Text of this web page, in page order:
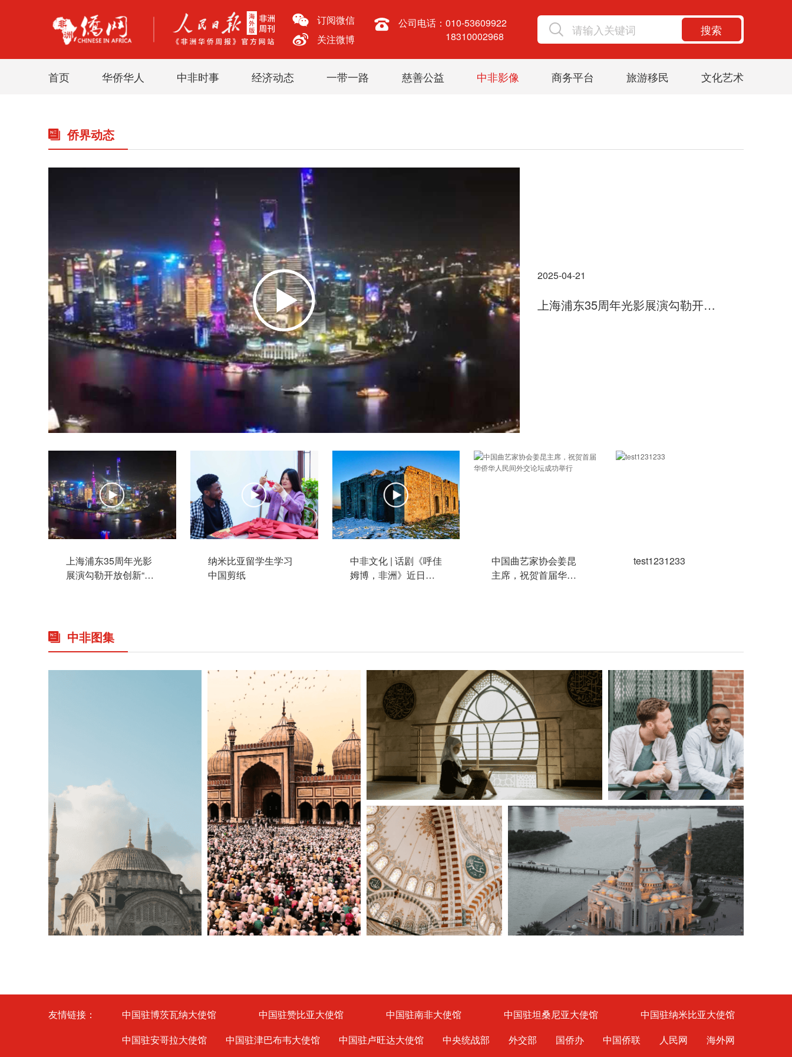
订阅微信
关注微博
公司电话： 010-53609922
18310002968
搜索
首页 华侨华人 中非时事 经济动态 一带一路 慈善公益 中非影像 商务平台 旅游移民 文化艺术
侨界动态
2025-04-21
上海浦东35周年光影展演勾勒开放创新“未来画卷”
上海浦东35周年光影
展演勾勒开放创新“未
纳米比亚留学生学习
中国剪纸
中非文化 | 话剧《呼佳
姆博，非洲》近日在
中国曲艺家协会姜昆
主席，祝贺首届华侨
test1231233
中非图集
友情链接： 中国驻博茨瓦纳大使馆 中国驻赞比亚大使馆 中国驻南非大使馆 中国驻坦桑尼亚大使馆
中国驻纳米比亚大使馆
中国驻安哥拉大使馆
中国驻津巴布韦大使馆 中国驻卢旺达大使馆 中央统战部 外交部 国侨办 中国侨联 人民网 海外网